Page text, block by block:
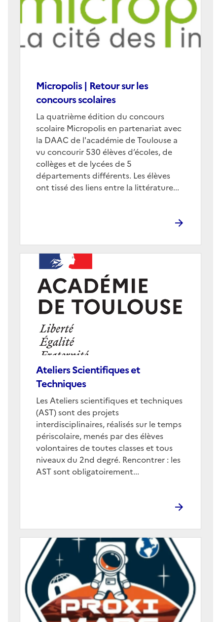
Micropolis | Retour sur les
concours scolaires
Corps
La quatrième édition du concours
scolaire Micropolis en partenariat avec
la DAAC de l'académie de Toulouse a
vu concourir 530 élèves d’écoles, de
collèges et de lycées de 5
départements différents. Les élèves
ont tissé des liens entre la littérature...
Ateliers Scientifiques et
Techniques
Corps
Les Ateliers scientifiques et techniques
(AST) sont des projets
interdisciplinaires, réalisés sur le temps
périscolaire, menés par des élèves
volontaires de toutes classes et tous
niveaux du 2nd degré. Rencontrer : les
AST sont obligatoirement...
couverture
(conseillée)
couverture
(conseillée)